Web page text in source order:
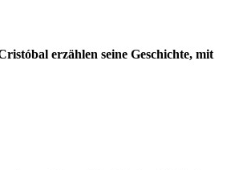
erzählen seine Geschichte, mit